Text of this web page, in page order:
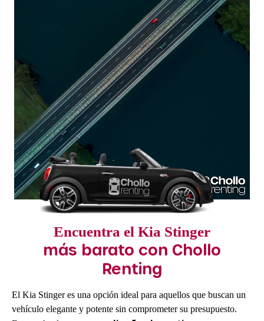
Encuentra el Kia Stinger
más barato con Chollo
Renting
El Kia Stinger es una opción ideal para aquellos que buscan un
vehículo elegante y potente sin comprometer su presupuesto.